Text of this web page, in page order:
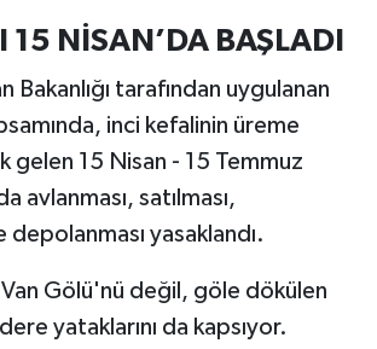
15 NİSAN’DA BAŞLADI
Bakanlığı tarafından uygulanan
inci kefalinin üreme
gelen 15 Nisan - 15 Temmuz
avlanması, satılması,
depolanması yasaklandı.
Van Gölü'nü değil, göle dökülen
yataklarını da kapsıyor.